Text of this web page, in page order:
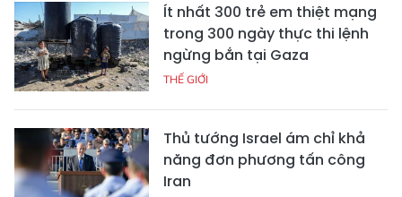
Ít nhất 300 trẻ em thiệt mạng
trong 300 ngày thực thi lệnh
ngừng bắn tại Gaza
THẾ GIỚI
Thủ tướng Israel ám chỉ khả
năng đơn phương tấn công
Iran